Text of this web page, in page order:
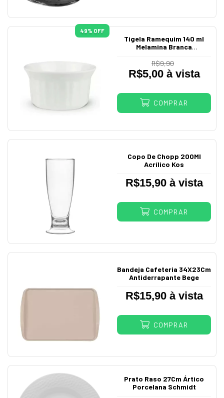
49% OFF
Tigela Ramequim 140 ml
Melamina Branca
R$9,90
R$5,00 à vista
COMPRAR
Copo De Chopp 200Ml
Acrílico Kos
R$15,90 à vista
COMPRAR
Bandeja Cafeteria 34X23Cm
Antiderrapante Bege
R$15,90 à vista
COMPRAR
Prato Raso 27Cm Ártico
Porcelana Schmidt